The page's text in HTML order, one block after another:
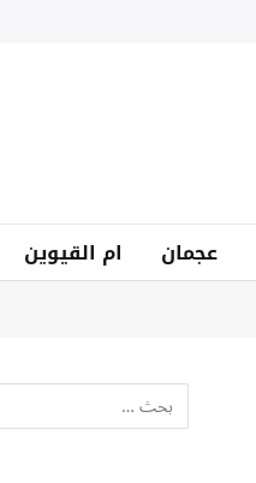
عجمان ام القيوين